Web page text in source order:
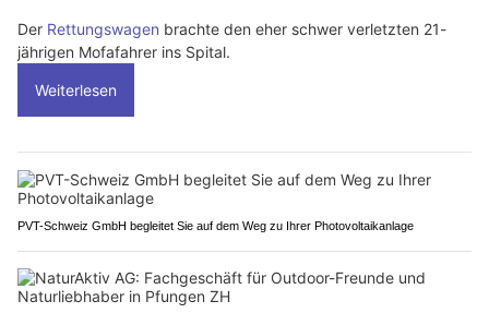
Der Rettungswagen brachte den eher schwer verletzten 21-
jährigen Mofafahrer ins Spital.
Weiterlesen
PVT-Schweiz GmbH begleitet Sie auf dem Weg zu Ihrer Photovoltaikanlage